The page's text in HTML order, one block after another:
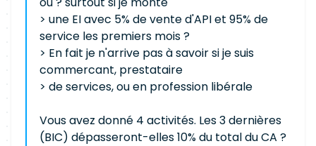
> une EI avec 5% de vente d'API et 95% de
service les premiers mois ?
> En fait je n'arrive pas à savoir si je suis
commercant, prestataire
> de services, ou en profession libérale
Vous avez donné 4 activités. Les 3 dernières
(BIC) dépasseront-elles 10% du total du CA ?